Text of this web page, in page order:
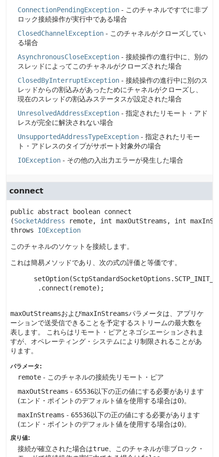
ConnectionPendingException - このチャネルですでに非ブ
ロック接続操作が実行中である場合
ClosedChannelException - このチャネルがクローズしてい
る場合
AsynchronousCloseException - 接続操作の進行中に、別の
スレッドによってこのチャネルがクローズされた場合
ClosedByInterruptException - 接続操作の進行中に別のス
レッドからの割込みがあったためにチャネルがクローズし、
現在のスレッドの割込みステータスが設定された場合
UnresolvedAddressException - 指定されたリモート・アド
レスが完全に解決されない場合
UnsupportedAddressTypeException - 指定されたリモー
ト・アドレスのタイプがサポート対象外の場合
IOException - その他の入出力エラーが発生した場合
connect
public abstract boolean connect
(SocketAddress remote, int maxOutStreams, int
throws IOException
このチャネルのソケットを接続します。
これは簡易メソッドであり、次の式の評価と等価です。
  .connect(remote);
maxOutStreamsおよびmaxInStreamsパラメータは、アプリケ
ーションで送受信できることを予定するストリームの最大数を
表します。
これらはリモート・ピアとネゴシエーションされま
すが、オペレーティング・システムにより制限されることがあ
ります。
パラメータ:
remote - このチャネルの接続先リモート・ピア
maxOutStreams - 65536以下の正の値にする必要があります
(エンド・ポイントのデフォルト値を使用する場合は0)。
maxInStreams - 65536以下の正の値にする必要があります
(エンド・ポイントのデフォルト値を使用する場合は0)。
戻り値:
接続が確立された場合はtrue 、このチャネルが非ブロック・